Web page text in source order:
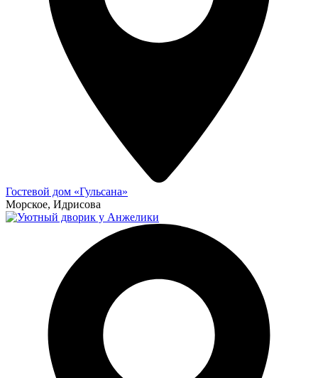
Гостевой дом «Гульсана»
Морское, Идрисова